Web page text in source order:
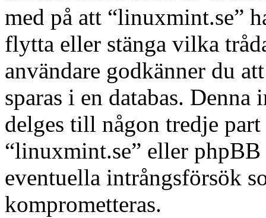
med på att “linuxmint.se”
flytta eller stänga vilka
användare godkänner du
sparas i en databas.
delges till någon tredje
“linuxmint.se” eller
eventuella intrångsförsök
komprometteras.